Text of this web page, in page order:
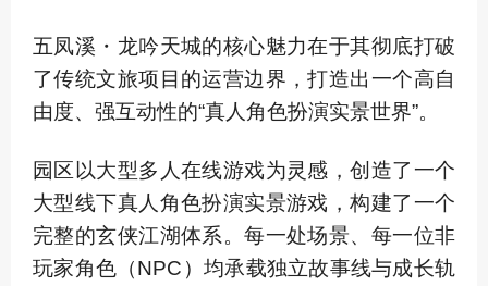
五凤溪・龙吟天城的核心魅力在于其彻底打破
了传统文旅项目的运营边界，打造出一个高自
由度、强互动性的“真人角色扮演实景世界”。
园区以大型多人在线游戏为灵感，创造了一个
大型线下真人角色扮演实景游戏，构建了一个
完整的玄侠江湖体系。每一处场景、每一位非
玩家角色（NPC）均承载独立故事线与成长轨